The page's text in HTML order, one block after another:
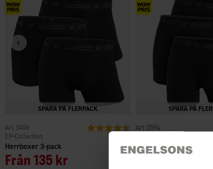
Herrboxer 3-pack
EP-Collection
3406
Från135 kr
Betyg: 4.4 utav 5 stjärnor
Herrboxer Bambu 3-pack
3594
Från149 kr